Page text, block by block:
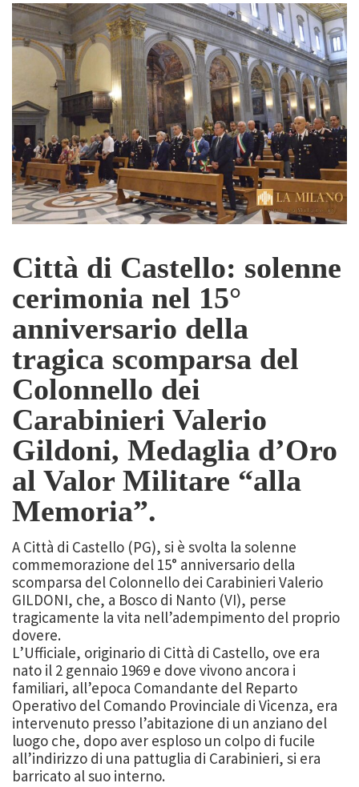
Città di Castello: solenne
cerimonia nel 15°
anniversario della
tragica scomparsa del
Colonnello dei
Carabinieri Valerio
Gildoni, Medaglia d’Oro
al Valor Militare “alla
Memoria”.
A Città di Castello (PG), si è svolta la solenne
commemorazione del 15° anniversario della
scomparsa del Colonnello dei Carabinieri Valerio
GILDONI, che, a Bosco di Nanto (VI), perse
tragicamente la vita nell’adempimento del proprio
dovere.
L’Ufficiale, originario di Città di Castello, ove era
nato il 2 gennaio 1969 e dove vivono ancora i
familiari, all’epoca Comandante del Reparto
Operativo del Comando Provinciale di Vicenza, era
intervenuto presso l’abitazione di un anziano del
luogo che, dopo aver esploso un colpo di fucile
all’indirizzo di una pattuglia di Carabinieri, si era
barricato al suo interno.